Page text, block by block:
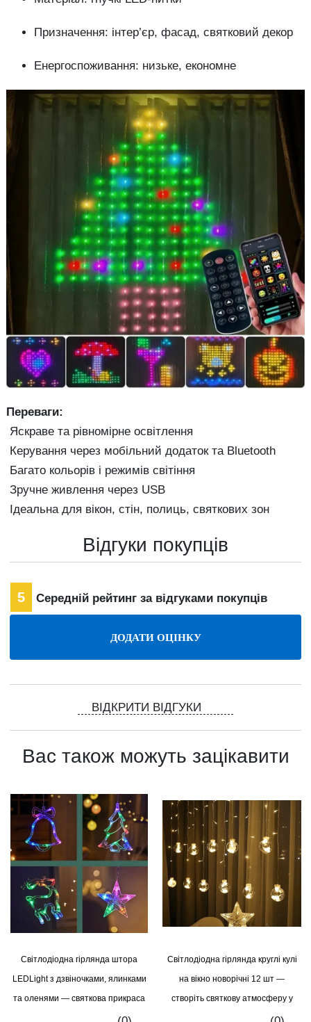
Призначення: інтер’єр, фасад, святковий декор
Енергоспоживання: низьке, економне
Переваги:
Яскраве та рівномірне освітлення
Керування через мобільний додаток та Bluetooth
Багато кольорів і режимів світіння
Зручне живлення через USB
Ідеальна для вікон, стін, полиць, святкових зон
Відгуки покупців
5 Середній рейтинг за відгуками покупців
ВІДКРИТИ ВІДГУКИ
Вас також можуть зацікавити
Світлодіодна гірлянда штора
LEDLight з дзвіночками, ялинками
та оленями — святкова прикраса
Світлодіодна гірлянда круглі кулі
на вікно новорічні 12 шт —
створіть святкову атмосферу у